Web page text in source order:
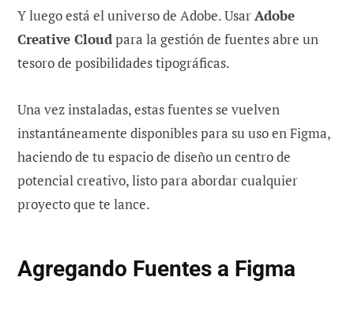
Y luego está el universo de Adobe. UsarAdobe
Creative Cloudpara la gestión de fuentes abre un
tesoro de posibilidades tipográficas.
Una vez instaladas, estas fuentes se vuelven
instantáneamente disponibles para su uso en Figma,
haciendo de tu espacio de diseño un centro de
potencial creativo, listo para abordar cualquier
proyecto que te lance.
Agregando Fuentes a Figma